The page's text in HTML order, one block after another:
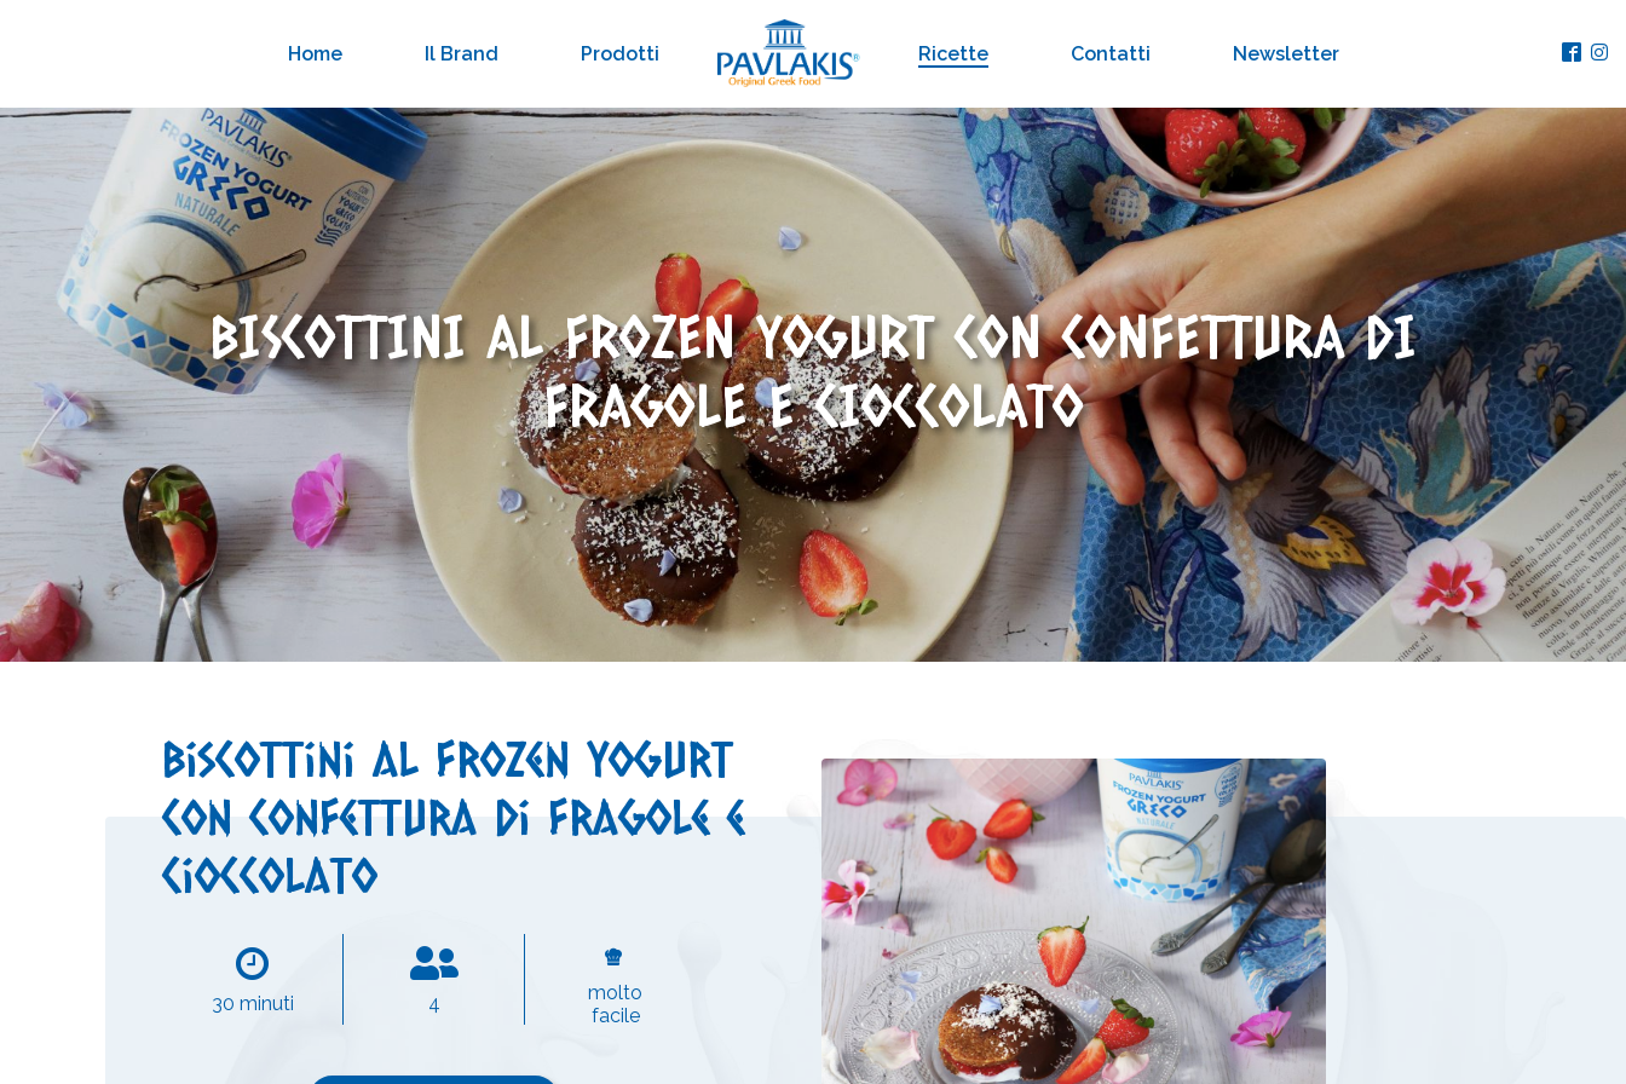
Home Il Brand Prodotti Ricette Contatti Newsletter
BISCOTTINI AL FROZEN YOGURT CON CONFETTURA DI
FRAGOLE E CIOCCOLATO
Biscottini al frozen yogurt
con confettura di fragole e
cioccolato
30 minuti 4
molto
facile